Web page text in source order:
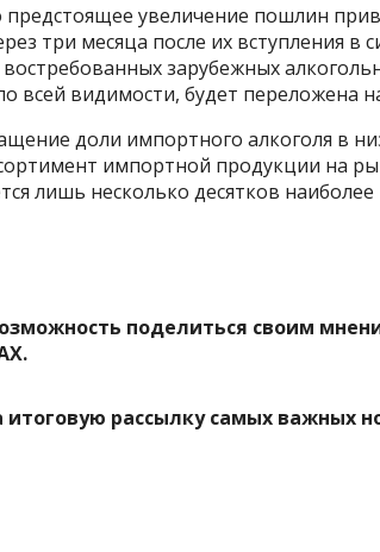
предстоящее увеличение пошлин
три месяца после их вступления в
зарубежных
всей видимости, будет переложена
доли импортного алкоголя в
импортной продукции на
лишь несколько десятков
поделиться своим
.
итоговую рассылку самых важных